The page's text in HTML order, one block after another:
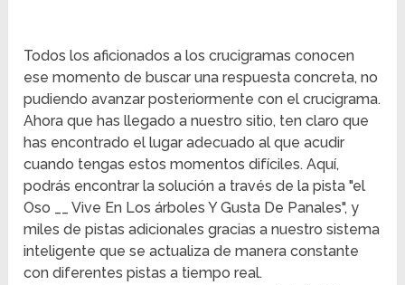
Todos los aficionados a los crucigramas conocen
ese momento de buscar una respuesta concreta, no
pudiendo avanzar posteriormente con el crucigrama.
Ahora que has llegado a nuestro sitio, ten claro que
has encontrado el lugar adecuado al que acudir
cuando tengas estos momentos difíciles. Aquí,
podrás encontrar la solución a través de la pista "el
Oso __ Vive En Los árboles Y Gusta De Panales", y
miles de pistas adicionales gracias a nuestro sistema
inteligente que se actualiza de manera constante
con diferentes pistas a tiempo real.